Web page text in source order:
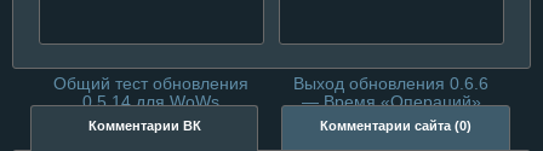
Общий тест обновления
0.5.14 для WoWs
Выход обновления 0.6.6
— Время «Операций»
Комментарии ВК Комментарии сайта (0)